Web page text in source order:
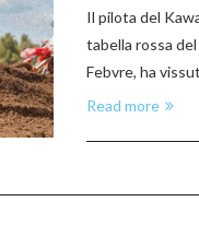
Il pilota del
tabella rossa
Febvre, ha
Read more